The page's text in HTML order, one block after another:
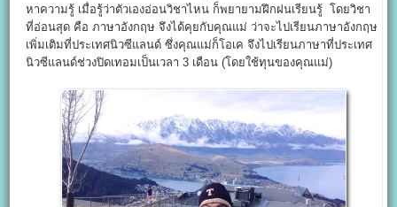
หาความรู้ เมื่อรู้ว่าตัวเองอ่อนวิชาไหน ก็พยายามฝึกฝนเรียนรู้ โดยวิชา
ที่อ่อนสุด คือ ภาษาอังกฤษ จึงได้คุยกับคุณแม่ ว่าจะไปเรียนภาษาอังกฤษ
เพิ่มเติมที่ประเทศนิวซีแลนด์ ซึ่งคุณแม่ก็โอเค จึงไปเรียนภาษาที่ประเทศ
นิวซีแลนด์ช่วงปิดเทอมเป็นเวลา 3 เดือน (โดยใช้ทุนของคุณแม่)